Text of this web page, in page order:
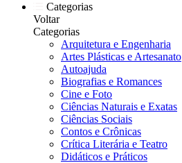
Categorias
Voltar
Categorias
Arquitetura e Engenharia
Artes Plásticas e Artesanato
Autoajuda
Biografias e Romances
Cine e Foto
Ciências Naturais e Exatas
Ciências Sociais
Contos e Crônicas
Crítica Literária e Teatro
Didáticos e Práticos